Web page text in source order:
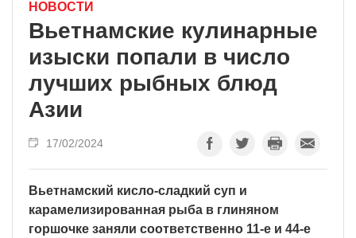
НОВОСТИ
Вьетнамские кулинарные
изыски попали в число
лучших рыбных блюд
Азии
17/02/2024
Вьетнамский кисло-сладкий суп и
карамелизированная рыба в глиняном
горшочке заняли соответственно 11-е и 44-е